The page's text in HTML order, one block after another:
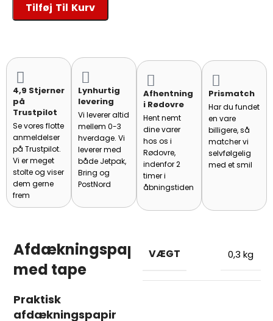
Tilføj Til Kurv
4,9 Stjerner
på
Trustpilot
Se vores flotte
anmeldelser
på Trustpilot.
Vi er meget
stolte og viser
dem gerne
frem
Lynhurtig
levering
Vi leverer altid
mellem 0-3
hverdage. Vi
leverer med
både Jetpak,
Bring og
PostNord
Afhentning
i Rødovre
Hent nemt
dine varer
hos os i
Rødovre,
indenfor 2
timer i
åbningstiden
Prismatch
Har du fundet
en vare
billigere, så
matcher vi
selvfølgelig
med et smil
Afdækningspap
med tape
Praktisk
afdækningspapir
VÆGT 0,3 kg